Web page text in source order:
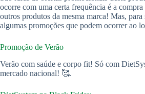
ocorre com uma certa frequência é a
outros produtos da mesma marca! Mas, para
algumas promoções que podem ocorrer ao
Promoção de Verão
Verão com saúde e corpo fit! Só com
mercado nacional! 🥰.